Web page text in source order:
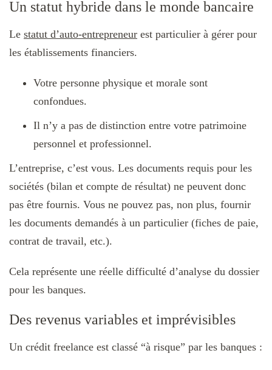
Un statut hybride dans le monde bancaire
Le statut d’auto-entrepreneur est particulier à gérer pour
les établissements financiers.
Votre personne physique et morale sont
confondues.
Il n’y a pas de distinction entre votre patrimoine
personnel et professionnel.
L’entreprise, c’est vous. Les documents requis pour les
sociétés (bilan et compte de résultat) ne peuvent donc
pas être fournis. Vous ne pouvez pas, non plus, fournir
les documents demandés à un particulier (fiches de paie,
contrat de travail, etc.).
Cela représente une réelle difficulté d’analyse du dossier
pour les banques.
Des revenus variables et imprévisibles
Un crédit freelance est classé “à risque” par les banques :